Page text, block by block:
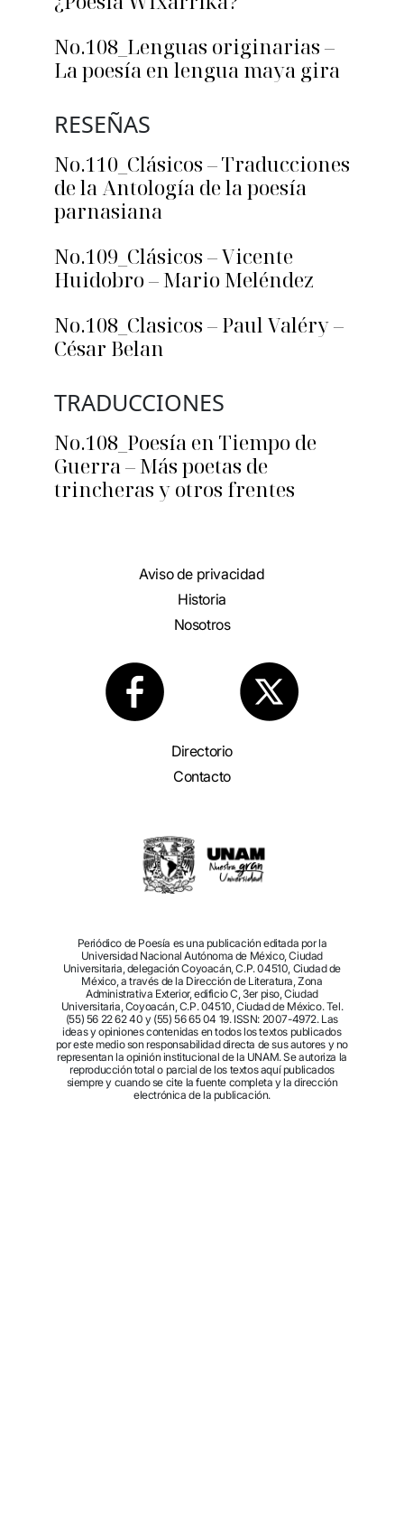
No.108_Lenguas originarias –
La poesía en lengua maya gira
RESEÑAS
No.110_Clásicos – Traducciones
de la Antología de la poesía
parnasiana
No.109_Clásicos – Vicente
Huidobro – Mario Meléndez
No.108_Clasicos – Paul Valéry –
César Belan
TRADUCCIONES
No.108_Poesía en Tiempo de
Guerra – Más poetas de
trincheras y otros frentes
Aviso de privacidad
Historia
Nosotros
Directorio
Contacto
Periódico de Poesía es una publicación editada por la
Universidad Nacional Autónoma de México, Ciudad
Universitaria, delegación Coyoacán, C.P. 04510, Ciudad de
México, a través de la Dirección de Literatura, Zona
Administrativa Exterior, edificio C, 3er piso, Ciudad
Universitaria, Coyoacán, C.P. 04510, Ciudad de México. Tel.
(55) 56 22 62 40 y (55) 56 65 04 19. ISSN: 2007-4972. Las
ideas y opiniones contenidas en todos los textos publicados
por este medio son responsabilidad directa de sus autores y no
representan la opinión institucional de la UNAM. Se autoriza la
reproducción total o parcial de los textos aquí publicados
siempre y cuando se cite la fuente completa y la dirección
electrónica de la publicación.